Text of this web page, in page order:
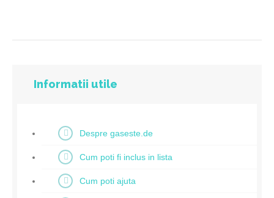
Informatii utile
Despre gaseste.de
Cum poti fi inclus in lista
Cum poti ajuta